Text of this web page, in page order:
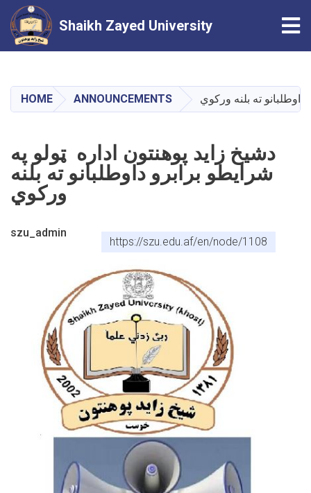
main
content
Shaikh Zayed University
HOME ANNOUNCEMENTS ته بلنه ورکوي
دشیخ زاید پوهنتون اداره ټولو په
شرایطو برابرو داوطلبانو ته بلنه
ورکوي
szu_admin
https://szu.edu.af/en/node/1108